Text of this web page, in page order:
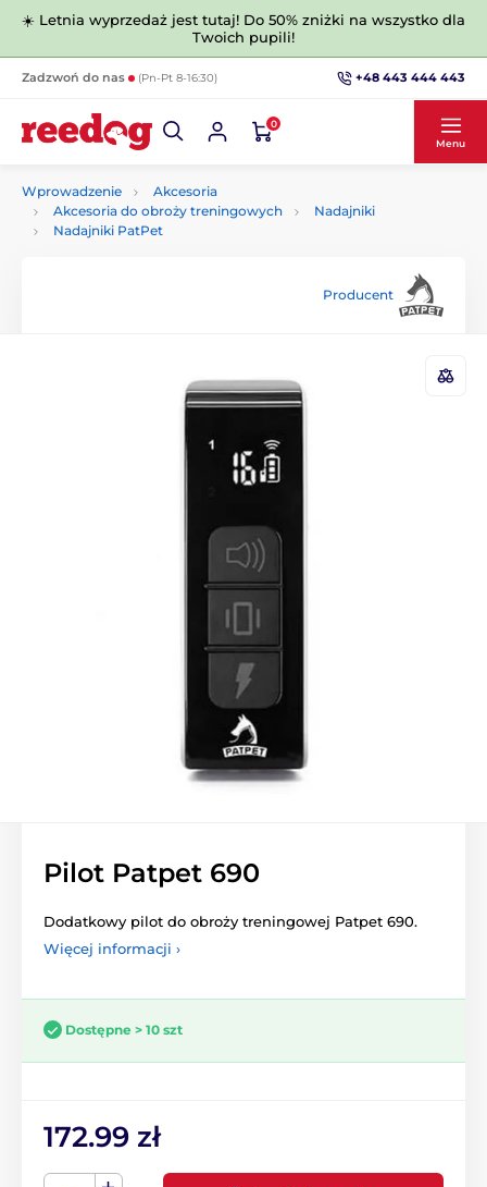
☀️ Letnia wyprzedaż jest tutaj! Do 50% zniżki na wszystko dla
Twoich pupili!
Zadzwoń do nas (Pn-Pt 8-16:30) +48 443 444 443
0
Menu
Wprowadzenie
Akcesoria
Akcesoria do obroży treningowych
Nadajniki
Nadajniki PatPet
Producent
Pilot Patpet 690
Dodatkowy pilot do obroży treningowej Patpet 690.
Więcej informacji ›
Dostępne > 10 szt
172.99 zł